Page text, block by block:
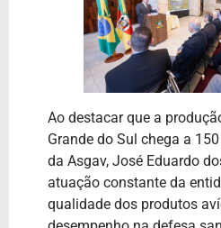
Ao destacar que a
Grande do Sul chega a
da Asgav, José Eduardo
atuação constante da
qualidade dos produtos